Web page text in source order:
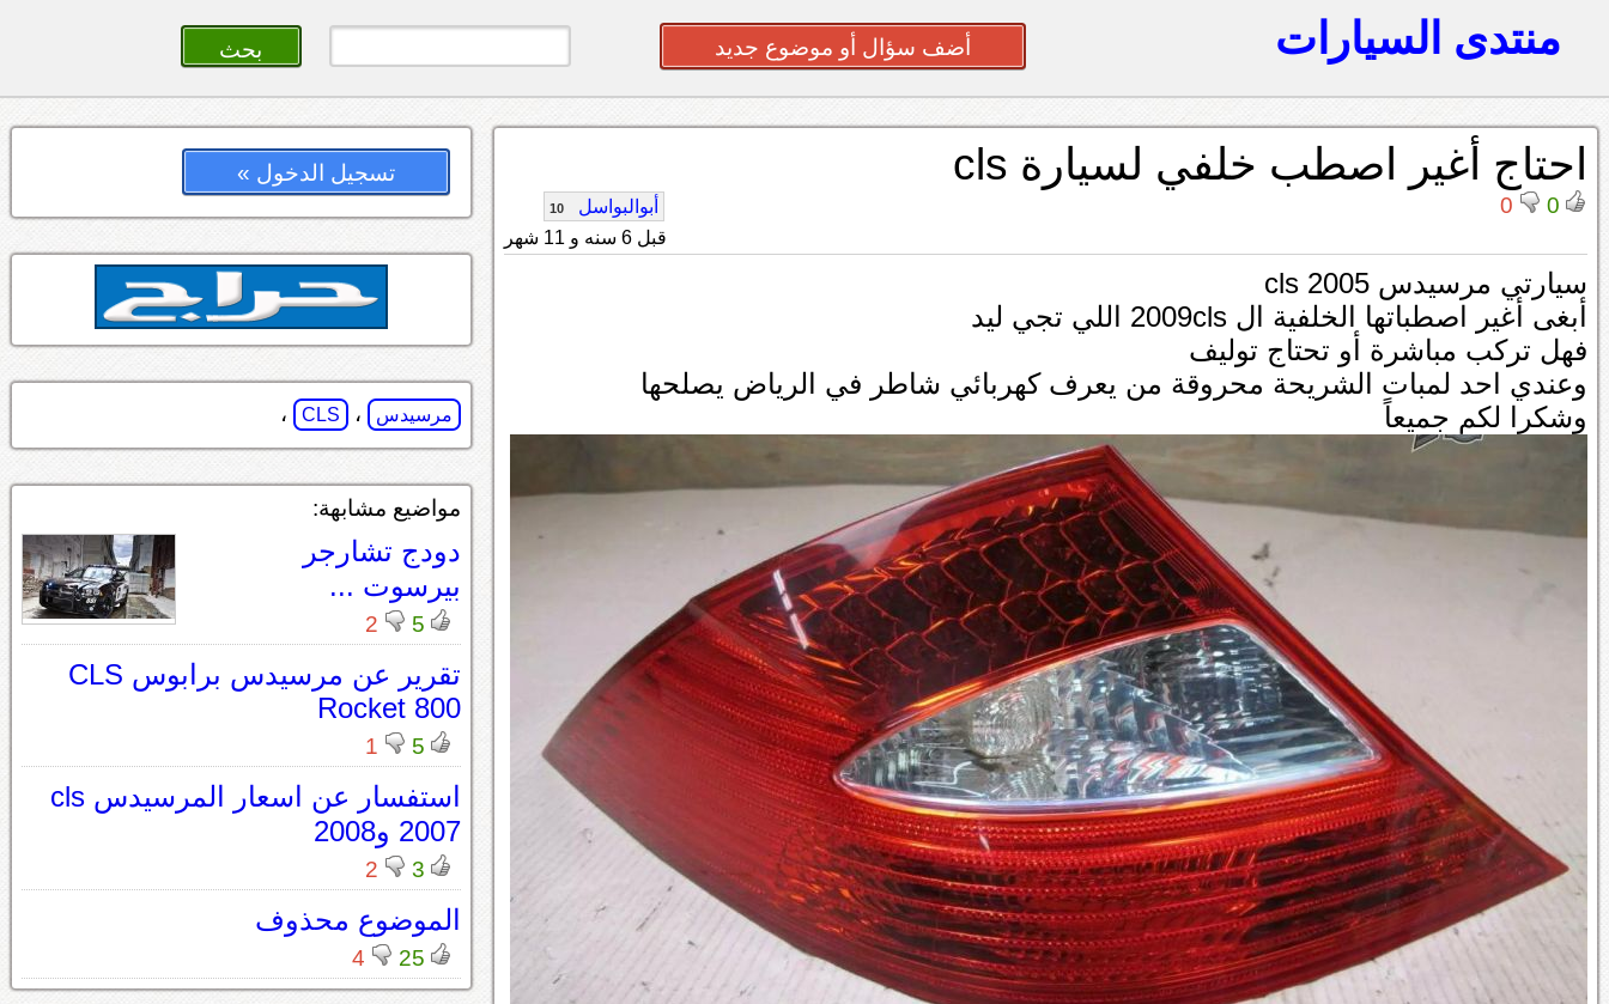
منتدى السيارات أضف سؤال أو موضوع جديد
احتاج أغير اصطب خلفي لسيارة cls
0
0 أبوالبواسل 10
قبل 6 سنه و 11 شهر
سيارتي مرسيدس 2005 cls
أبغى أغير اصطباتها الخلفية ال 2009cls اللي تجي ليد
فهل تركب مباشرة أو تحتاج توليف
وعندي احد لمبات الشريحة محروقة من يعرف كهربائي شاطر في الرياض يصلحها
وشكرا لكم جميعاً
تسجيل الدخول »
مرسيدس ، CLS ،
مواضيع مشابهة:
دودج تشارجر
بيرسوت ...
5
2
تقرير عن مرسيدس برابوس CLS
Rocket 800
5
1
استفسار عن اسعار المرسيدس cls
2007 و2008
3
2
الموضوع محذوف
25
4